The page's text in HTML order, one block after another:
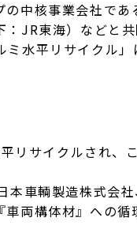
中核事業会社であ
JR東海）などと
水平リサイクル
リサイクルされ、
車輌製造株式会
両構体材』への循